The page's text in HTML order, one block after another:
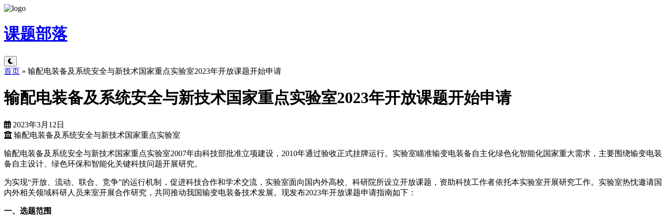
课题部落
首页 » 输配电装备及系统安全与新技术国家重点实验室2023年开放课题开始申请
输配电装备及系统安全与新技术国家重点实验室2023年开放课题开始申请
2023年3月12日
输配电装备及系统安全与新技术国家重点实验室
输配电装备及系统安全与新技术国家重点实验室2007年由科技部批准立项建设，2010年通过验收正式挂牌运行。实验室瞄准输变电装备自主化绿色化智能化国家重大需求，主要围绕输变电装
备自主设计、绿色环保和智能化关键科技问题开展研究。
为实现“开放、流动、联合、竞争”的运行机制，促进科技合作和学术交流，实验室面向国内外高校、科研院所设立开放课题，资助科技工作者依托本实验室开展研究工作。实验室热忱邀请国
内外相关领域科研人员来室开展合作研究，共同推动我国输变电装备技术发展。现发布2023年开放课题申请指南如下：
一、选题范围